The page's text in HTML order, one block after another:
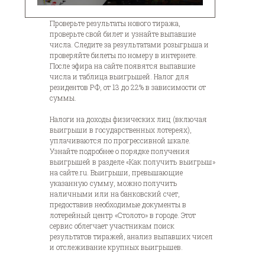
Проверьте результаты нового тиража,
проверьте свой билет и узнайте выпавшие
числа. Следите за результатами розыгрыша и
проверяйте билеты по номеру в интернете.
После эфира на сайте появятся выпавшие
числа и таблица выигрышей. Налог для
резидентов РФ, от 13 до 22% в зависимости от
суммы.
Налоги на доходы физических лиц (включая
выигрыши в государственных лотереях),
уплачиваются по прогрессивной шкале.
Узнайте подробнее о порядке получения
выигрышей в разделе «Как получить выигрыш»
на сайте.ru. Выигрыши, превышающие
указанную сумму, можно получить
наличными или на банковский счет,
предоставив необходимые документы в
лотерейный центр «Столото» в городе. Этот
сервис облегчает участникам поиск
результатов тиражей, анализ выпавших чисел
и отслеживание крупных выигрышев.